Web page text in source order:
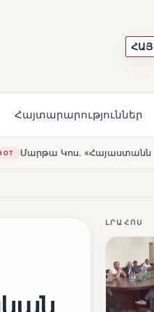
ՀԱՅ
Հայտարարություններ
ն երբեք այսքան մոտ չեն
ԼՐԱՀՈՍ